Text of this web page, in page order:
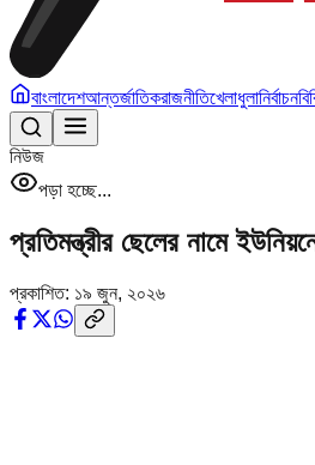
বাংলাদেশআন্তর্জাতিকরাজনীতিখেলাধুলানির্বাচন
নিউজ
পড়া হচ্ছে...
প্রতিমন্ত্রীর ছেলের নামে
প্রকাশিত: ১৯ জুন, ২০২৬